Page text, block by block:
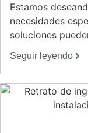
Estamos
necesidades
soluciones
Seguir leyendo